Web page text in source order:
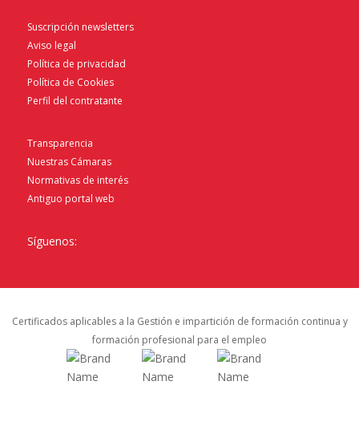
Suscripción newsletters
Aviso legal
Política de privacidad
Política de Cookies
Perfil del contratante
Transparencia
Nuestras Cámaras
Normativas de interés
Antiguo portal web
Síguenos:
Certificados aplicables a la Gestión e impartición de formación continua y
formación profesional para el empleo